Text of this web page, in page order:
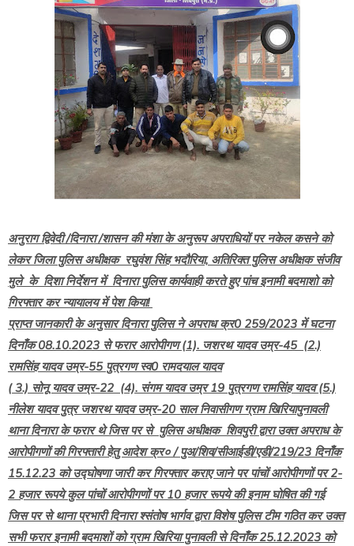
अनुराग द्विवेदी /दिनारा /शासन की मंशा के अनुरूप अपराधियों पर नकेल कसने को
लेकर जिला पुलिस अधीक्षक रघुवंश सिंह भदौरिया, अतिरिक्त पुलिस अधीक्षक संजीव
मुले के दिशा निर्देशन में दिनारा पुलिस कार्यवाही करते हुए पांच इनामी बदमाशो को
गिरफ्तार कर न्यायालय में पेश किया!
प्राप्त जानकारी के अनुसार दिनारा पुलिस ने अपराध क्र0 259/2023 में घटना
दिनाँक 08.10.2023 से फरार आरोपीगण (1). जशरथ यादव उम्र-45 (2.)
रामसिंह यादव उम्र-55 पुत्रगण स्व0 रामदयाल यादव
( 3.) सोनू यादव उम्र-22 (4). संगम यादव उम्र 19 पुत्रगण रामसिंह यादव (5.)
नीलेश यादव पुत्र जशरथ यादव उम्र-20 साल निवासीगण ग्राम खिरियापुनावली
थाना दिनारा के फरार थे जिस पर से पुलिस अधीक्षक शिवपुरी द्वारा उक्त अपराध के
आरोपीगणों की गिरफ्तारी हेतु आदेश क्र० / पुअ/शिव/सीआईडी/एडी/219/23 दिनाँक
15.12.23 को उद्घोषणा जारी कर गिरफ्तार कराए जाने पर पांचों आरोपीगणों पर 2-
2 हजार रूपये कुल पांचों आरोपीगणों पर 10 हजार रूपये की इनाम घोषित की गई
जिस पर से थाना प्रभारी दिनारा श्संतोष भार्गव द्वारा विशेष पुलिस टीम गठित कर उक्त
सभी फरार इनामी बदमाशों को ग्राम खिरिया पुनावली से दिनाँक 25.12.2023 को